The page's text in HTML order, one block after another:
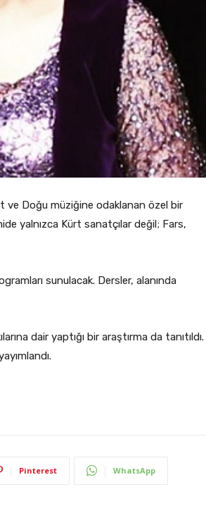
ve Doğu müziğine odaklanan özel bir
yalnızca Kürt sanatçılar değil; Fars,
sunulacak. Dersler, alanında
dair yaptığı bir araştırma da tanıtıldı.
Pinterest WhatsApp